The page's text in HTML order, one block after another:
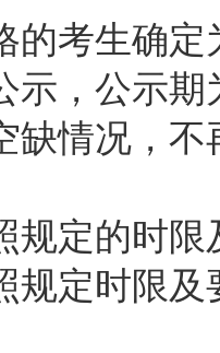
的考生确
示，公示
缺情况，
规定的时
规定时限